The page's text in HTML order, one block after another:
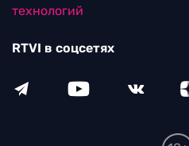
технологий
RTVI в соцсетях